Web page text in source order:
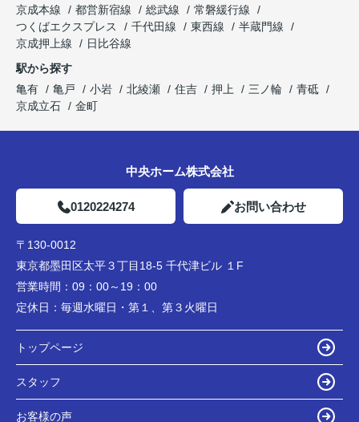
京成本線
都営新宿線 総武線
常磐緩行線
つくばエクスプレス
千代田線 東西線
半蔵門線
京成押上線
日比谷線
駅から探す
亀有
亀戸 小岩 北綾瀬 住吉 押上 三ノ輪
青砥
京成立石
金町
中央ホーム株式会社
0120224274 お問い合わせ
〒130-0012
東京都墨田区太平３丁目18-5 千代津ビル １F
営業時間： 09：00～19：00
定休日： 毎週水曜日・第１、第３火曜日
トップページ
スタッフ
お客様の声